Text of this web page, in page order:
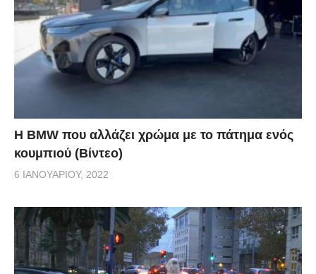
Η BMW που αλλάζει χρώμα με το πάτημα ενός
κουμπιού (Βίντεο)
6 ΙΑΝΟΥΑΡΊΟΥ, 2022